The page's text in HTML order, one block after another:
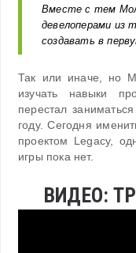
Вместе с тем
девелоперами из
создавать в
Так или иначе, но
изучать навыки
перестал
году. Сегодня
проектом Legacy,
игры пока нет.
ВИДЕО: